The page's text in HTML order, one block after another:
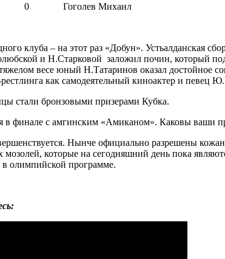
2 0 Гоголев Михаил
клуба – на этот раз «Добун». Устьалданская
и Н.Старковой заложил почин, который
весе юный Н.Татаринов оказал достойное
как самодеятельный киноактер и певец
стали бронзовыми призерами Кубка.
в финале с амгинским «Амиканом». Каковы ваши
Нынче официально разрешены
которые на сегодняшний день пока
олимпийской программе.